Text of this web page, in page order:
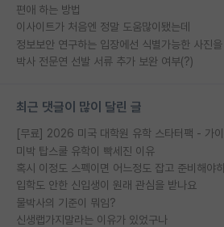
편애 하는 방법
이사이트가 처음엔 정말 도움많이됐는데
박사 전문연 선발 서류 추가 보완 여부(?)
최근 댓글이 많이 달린 글
미박 탑스쿨 유학이 빡세진 이유
혹시 이정도 스펙이면 어느정도 잡고 준비해야
입학도 안한 신입생이 원래 관심을 받나요
물박사의 기준이 뭐임?
신생랩가지말라는 이유가 있었구나